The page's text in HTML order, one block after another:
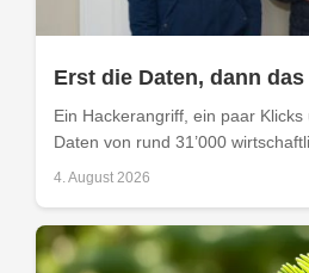
Erst die Daten, dann das
Ein Hackerangriff, ein paar
Daten von rund 31’000
4. August 2026